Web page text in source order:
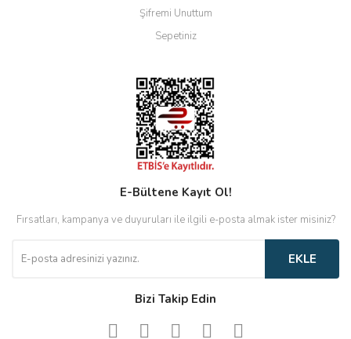
Şifremi Unuttum
Sepetiniz
E-Bültene Kayıt Ol!
Fırsatları, kampanya ve duyuruları ile ilgili e-posta almak ister misiniz?
EKLE
Bizi Takip Edin